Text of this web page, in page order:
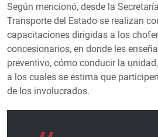
Según mencionó, desde la
Transporte del Estado se realizan
capacitaciones dirigidas a los
concesionarios, en donde les
preventivo, cómo conducir la
a los cuales se estima que
de los involucrados.